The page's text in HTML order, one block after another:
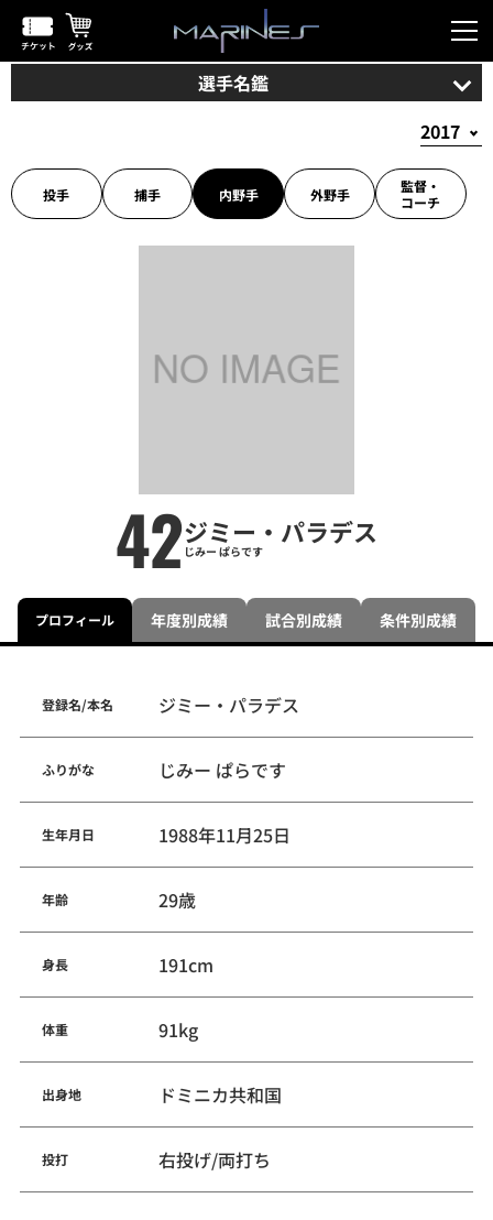
選手名鑑
投手 捕手 内野手 外野手
監督・
コーチ
42ジミー・パラデス
じみー ぱらです
プロフィール 年度別成績 試合別成績 条件別成績
登録名/本名 ジミー・パラデス
ふりがな じみー ぱらです
生年月日 1988年11月25日
年齢 29歳
身長 191cm
体重 91kg
出身地 ドミニカ共和国
投打 右投げ/両打ち